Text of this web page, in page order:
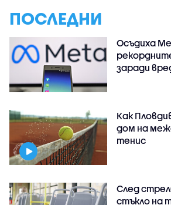
ПОСЛЕДНИ
Осъдиха
заради
Как
дом на
тенис
След
стъкло на